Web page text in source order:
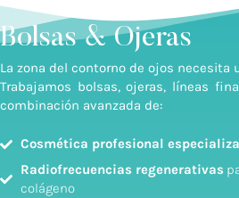
Bolsas & Ojeras
La zona del contorno de ojos necesita
Trabajamos bolsas, ojeras, líneas
combinación avanzada de:
Cosmética profesional
Radiofrecuencias regenerativas
colágeno